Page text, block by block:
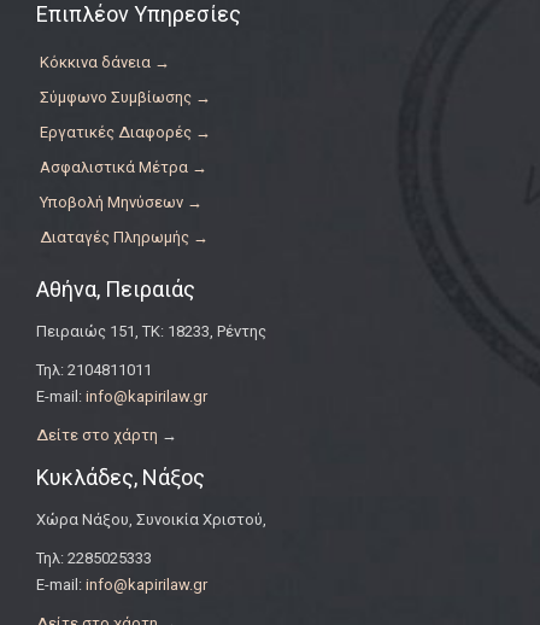
Επιπλέον Υπηρεσίες
Κόκκινα δάνεια →
Σύμφωνο Συμβίωσης →
Εργατικές Διαφορές →
Ασφαλιστικά Μέτρα →
Υποβολή Μηνύσεων →
Διαταγές Πληρωμής →
Αθήνα, Πειραιάς
Πειραιώς 151, ΤΚ: 18233, Ρέντης
Τηλ: 2104811011
E-mail: info@kapirilaw.gr
Δείτε στο χάρτη →
Κυκλάδες, Νάξος
Χώρα Νάξου, Συνοικία Χριστού,
Τηλ: 2285025333
E-mail: info@kapirilaw.gr